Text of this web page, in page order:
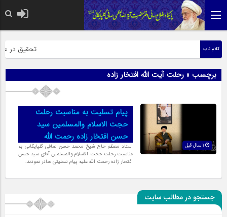
کلام ناب تحقیق در
برچسب » رحلت آیت الله افتخار زاده
پیام تسلیت به مناسبت رحلت
حجت الاسلام والمسلمین سید
حسن افتخار زاده رحمت الله
استاد معظم حاج شیخ محمد حسن صافی گلپایگانی به
مناسبت رحلت حجت الاسلام والمسلمین آقای سید حسن
افتخار زاده رحمت الله علیه پیام تسلیتی صادر نمودند.
جستجو در مطالب سایت